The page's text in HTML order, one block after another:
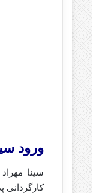
ورود
کارگردانی